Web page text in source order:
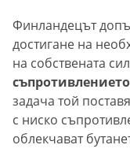
Финландецът
достигане на
на собствената
задача той
с ниско
облекчават